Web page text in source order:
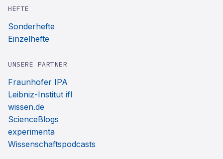
HEFTE
Sonderhefte
Einzelhefte
UNSERE PARTNER
Fraunhofer IPA
Leibniz-Institut ifl
wissen.de
ScienceBlogs
experimenta
Wissenschaftspodcasts